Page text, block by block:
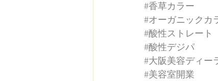
#香草カラー
#オーガニックカ
#酸性ストレート
#酸性デジパ
#大阪美容ディー
#美容室開業